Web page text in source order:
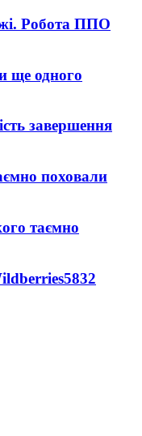
Робота ППО
ще одного
завершення
поховали
таємно
5832